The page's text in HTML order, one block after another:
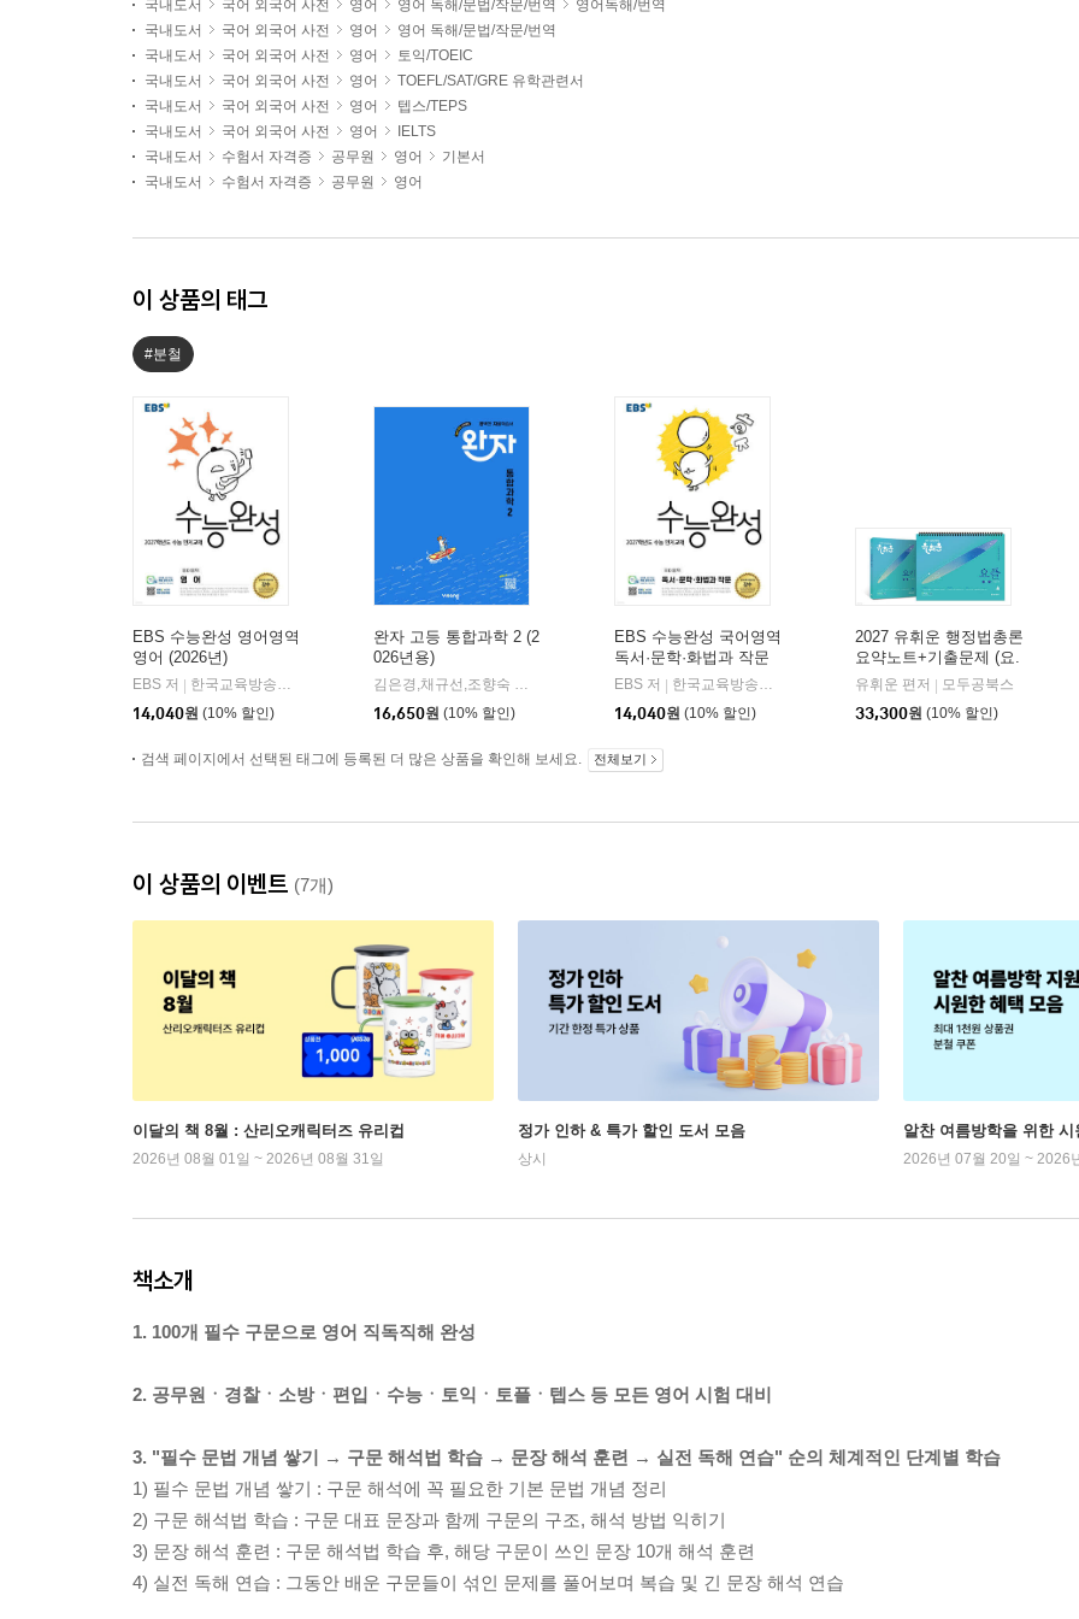
국내도서 국어 외국어 사전 영어 영어 독해/문법/작문/번역
영어독해/번역
국내도서
국어 외국어 사전 영어
영어 독해/문법/작문/번역
국내도서
국어 외국어 사전 영어
토익/TOEIC
국내도서
국어 외국어 사전 영어
TOEFL/SAT/GRE 유학관련서
국내도서
국어 외국어 사전 영어
텝스/TEPS
국내도서
국어 외국어 사전 영어
IELTS
국내도서
수험서 자격증 공무원 영어
기본서
국내도서
수험서 자격증 공무원 영어
이 상품의 태그
#분철
EBS 수능완성 영어영역
영어 (2026년)
EBS 저
한국교육방송공사
14,040원 (10% 할인)
완자 고등 통합과학 2 (2
026년용)
김은경,채규선,조향숙 등저
16,650원 (10% 할인)
EBS 수능완성 국어영역
독서·문학·화법과 작문
(2026년)
EBS 저
한국교육방송공사
14,040원 (10% 할인)
2027 유휘운 행정법총론
요약노트+기출문제 (요.
플.)
유휘운 편저
모두공북스
33,300원 (10% 할인)
검색 페이지에서 선택된 태그에 등록된 더 많은 상품을 확인해 보세요. 전체보기
이 상품의 이벤트 (7개)
이달의 책 8월 : 산리오캐릭터즈 유리컵
2026년 08월 01일 ~ 2026년 08월 31일
정가 인하 & 특가 할인 도서 모음
상시
알찬 여름방학을 위한 시
2026년 07월 20일 ~ 2026
책소개
1. 100개 필수 구문으로 영어 직독직해 완성
2. 공무원ㆍ경찰ㆍ소방ㆍ편입ㆍ수능ㆍ토익ㆍ토플ㆍ텝스 등 모든 영어 시험 대비
3. "필수 문법 개념 쌓기 → 구문 해석법 학습 → 문장 해석 훈련 → 실전 독해 연습" 순의 체계적인 단계별 학습
1) 필수 문법 개념 쌓기 : 구문 해석에 꼭 필요한 기본 문법 개념 정리
2) 구문 해석법 학습 : 구문 대표 문장과 함께 구문의 구조, 해석 방법 익히기
3) 문장 해석 훈련 : 구문 해석법 학습 후, 해당 구문이 쓰인 문장 10개 해석 훈련
4) 실전 독해 연습 : 그동안 배운 구문들이 섞인 문제를 풀어보며 복습 및 긴 문장 해석 연습